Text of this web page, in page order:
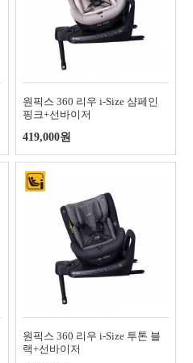
원픽스 360 리우 i-Size 샴페인
핑크+선바이저
419,000원
원픽스 360 리우 i-Size 투톤 블
랙+선바이저